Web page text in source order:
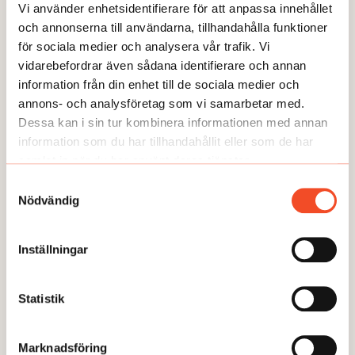
Vi använder enhetsidentifierare för att anpassa innehållet
och annonserna till användarna, tillhandahålla funktioner
för sociala medier och analysera vår trafik. Vi
vidarebefordrar även sådana identifierare och annan
information från din enhet till de sociala medier och
annons- och analysföretag som vi samarbetar med.
Dessa kan i sin tur kombinera informationen med annan
information som du har tillhandahållit eller som de har
samlat in när du har använt deras tjänster.
Nödvändig
Inställningar
Statistik
Marknadsföring
Så här jobbar vi på Allt om arbetsmiljö med journalistik. Redaktionen är
oberoende från vår ägare och vi arbetar opartiskt. Vi stödjer inte något
politiskt parti eller organisation och vi tar inte ställning. Det vi publicerar ska
vara sant och ha hög kvalitet.